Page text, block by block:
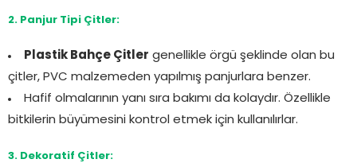
2. Panjur Tipi Çitler:
Plastik Bahçe Çitler genellikle örgü şeklinde olan bu
çitler, PVC malzemeden yapılmış panjurlara benzer.
Hafif olmalarının yanı sıra bakımı da kolaydır. Özellikle
bitkilerin büyümesini kontrol etmek için kullanılırlar.
3. Dekoratif Çitler: